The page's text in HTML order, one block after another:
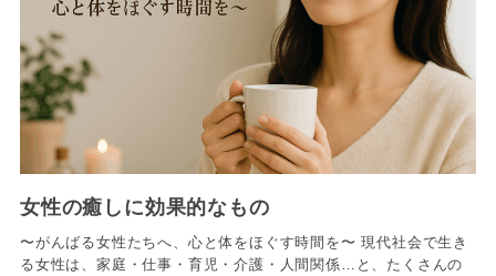
女性の癒しに効果的なもの
〜がんばる女性たちへ、心と体をほぐす時間を〜 現代社会で生き
る女性は、家庭・仕事・育児・介護・人間関係…と、たくさんの